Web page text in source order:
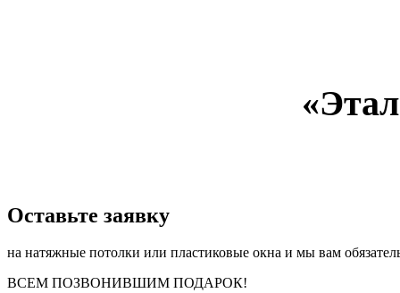
­Оставьте заявку
на натяжные потолки или пластиковые окна и мы вам
ВСЕМ ПОЗВОНИВШИМ ПОДАРОК!